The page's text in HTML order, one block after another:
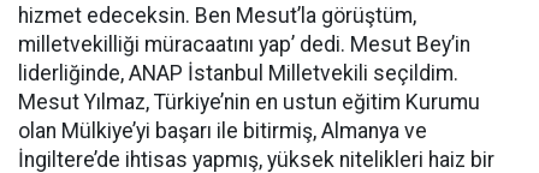
hizmet edeceksin. Ben Mesut’la görüştüm,
milletvekilliği müracaatını yap’ dedi. Mesut Bey’in
liderliğinde, ANAP İstanbul Milletvekili seçildim.
Mesut Yılmaz, Türkiye’nin en ustun eğitim Kurumu
olan Mülkiye’yi başarı ile bitirmiş, Almanya ve
İngiltere’de ihtisas yapmış, yüksek nitelikleri haiz bir